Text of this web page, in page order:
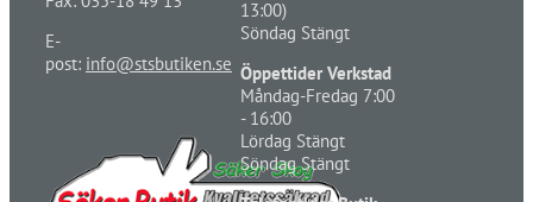
E-
post: info@stsbutiken.se
13:00)
Söndag Stängt
Öppettider Verkstad
Måndag-Fredag 7:00
- 16:00
Lördag Stängt
Söndag Stängt